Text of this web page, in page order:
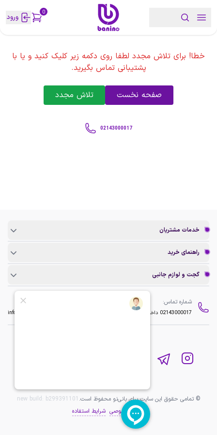
0 ورود
خطا! برای تلاش مجدد لطفا روی دکمه زیر کلیک کنید و یا با
پشتیبانی تماس بگیرید.
صفحه نخست تلاش مجدد
02143000017
خدمات مشتریان
راهنمای خرید
گجت و لوازم جانبی
شماره تماس:
02143000017 داخلی 2 info@baninopc.com
© تمامی حقوق این سایت برای بانی‌نو محفوظ است. new build: b299391101
حریم خصوصی شرایط استفاده